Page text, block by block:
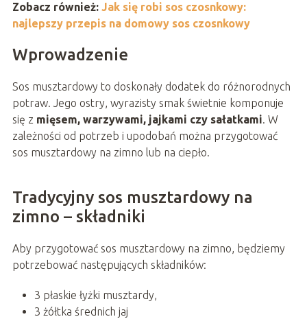
Zobacz również: Jak się robi sos czosnkowy:
najlepszy przepis na domowy sos czosnkowy
Wprowadzenie
Sos musztardowy to doskonały dodatek do różnorodnych
potraw. Jego ostry, wyrazisty smak świetnie komponuje
się z mięsem, warzywami, jajkami czy sałatkami. W
zależności od potrzeb i upodobań można przygotować
sos musztardowy na zimno lub na ciepło.
Tradycyjny sos musztardowy na
zimno – składniki
Aby przygotować sos musztardowy na zimno, będziemy
potrzebować następujących składników:
3 płaskie łyżki musztardy,
3 żółtka średnich jaj